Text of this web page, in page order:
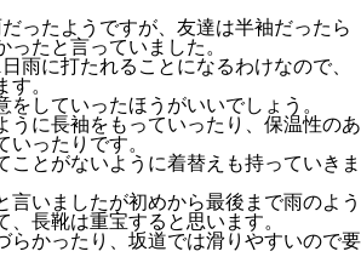
ったようですが、友達は半袖だったら
ったと言っていました。
雨に打たれることになるわけなので、
。
をしていったほうがいいでしょう。
うに長袖をもっていったり、保温性のあ
いったりです。
ことがないように着替えも持っていきま
言いましたが初めから最後まで雨のよう
、長靴は重宝すると思います。
らかったり、坂道では滑りやすいので要